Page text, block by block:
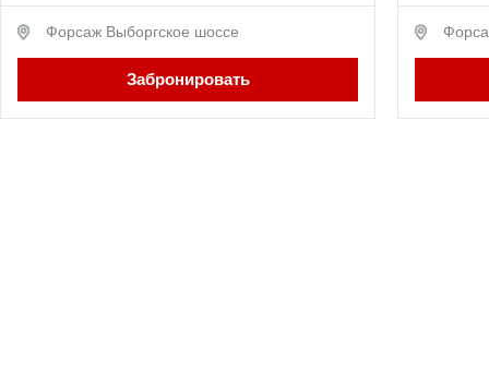
Форсаж Выборгское шоссе
Забронировать